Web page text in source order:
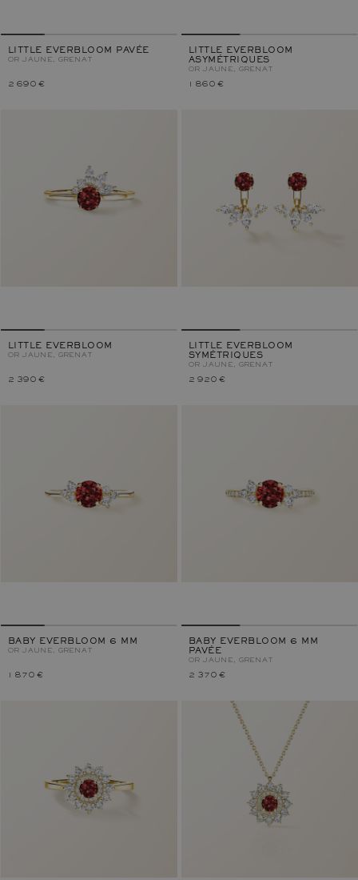
LITTLE EVERBLOOM PAVÉE
OR JAUNE, GRENAT
2 690 €
LITTLE EVERBLOOM
ASYMÉTRIQUES
OR JAUNE, GRENAT
1 860 €
LITTLE EVERBLOOM
OR JAUNE, GRENAT
2 390 €
LITTLE EVERBLOOM
SYMÉTRIQUES
OR JAUNE, GRENAT
2 920 €
BABY EVERBLOOM 6 MM
OR JAUNE, GRENAT
1 870 €
BABY EVERBLOOM 6 MM
PAVÉE
OR JAUNE, GRENAT
2 370 €